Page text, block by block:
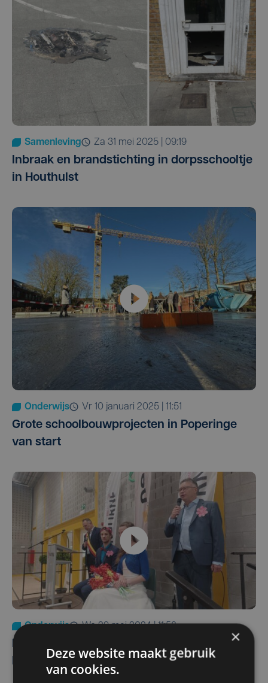
Samenleving za 31 mei 2025 | 09:19
Inbraak en brandstichting in dorpsschooltje
in Houthulst
Onderwijs vr 10 januari 2025 | 11:51
Grote schoolbouwprojecten in Poperinge
van start
Onderwijs wo 29 mei 2024 | 11:58
Nieuwe gemeenteschool Kuurne opent met
huwelijk tussen 'twee oude scholen'
×
Deze website maakt gebruik
van cookies.